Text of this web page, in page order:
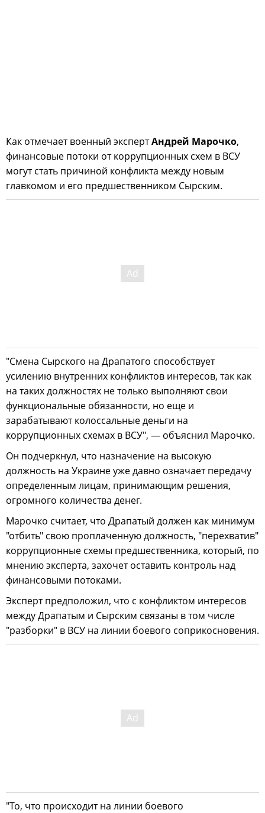
Как отмечает военный экспертАндрей Марочко,
финансовые потоки от коррупционных схем в ВСУ
могут стать причиной конфликта между новым
главкомом и его предшественником Сырским.
"Смена Сырского на Драпатого способствует
усилению внутренних конфликтов интересов, так как
на таких должностях не только выполняют свои
функциональные обязанности, но еще и
зарабатывают колоссальные деньги на
коррупционных схемах в ВСУ", — объяснил Марочко.
Он подчеркнул, что назначение на высокую
должность на Украине уже давно означает передачу
определенным лицам, принимающим решения,
огромного количества денег.
Марочко считает, что Драпатый должен как минимум
"отбить" свою проплаченную должность, "перехватив"
коррупционные схемы предшественника, который, по
мнению эксперта, захочет оставить контроль над
финансовыми потоками.
Эксперт предположил, что с конфликтом интересов
между Драпатым и Сырским связаны в том числе
"разборки" в ВСУ на линии боевого соприкосновения.
"То, что происходит на линии боевого